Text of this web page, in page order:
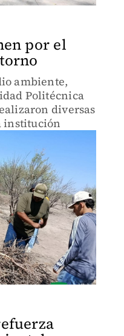
por el
ambiente,
Politécnica
diversas
institución